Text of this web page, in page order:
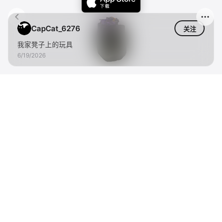
CapCat_6276 关注
我家凳子上的玩具
6/19/2026